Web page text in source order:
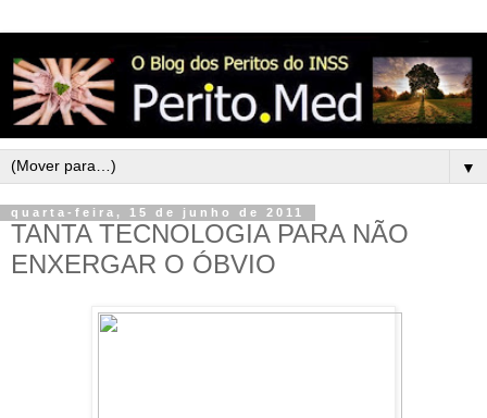
▼
quarta-feira, 15 de junho de 2011
TANTA TECNOLOGIA PARA NÃO
ENXERGAR O ÓBVIO